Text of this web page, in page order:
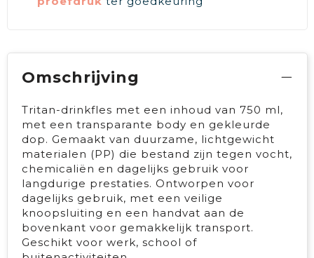
Omschrijving
Tritan-drinkfles met een inhoud van 750 ml,
met een transparante body en gekleurde
dop. Gemaakt van duurzame, lichtgewicht
materialen (PP) die bestand zijn tegen vocht,
chemicaliën en dagelijks gebruik voor
langdurige prestaties. Ontworpen voor
dagelijks gebruik, met een veilige
knoopsluiting en een handvat aan de
bovenkant voor gemakkelijk transport.
Geschikt voor werk, school of